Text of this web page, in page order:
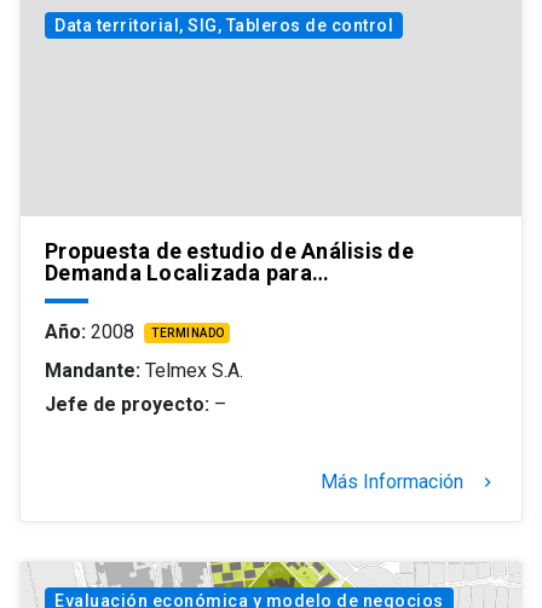
Data territorial, SIG, Tableros de control
Propuesta de estudio de Análisis de
Demanda Localizada para…
Año: 2008 TERMINADO
Mandante: Telmex S.A.
Jefe de proyecto: –
Más Información keyboard_arrow_right
Evaluación económica y modelo de negocios